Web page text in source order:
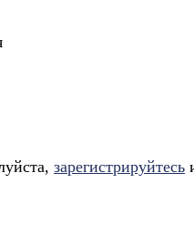
зарегистрируйтесь